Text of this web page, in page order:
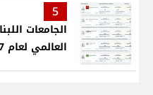
5
العالمي لعام 2027... حضور عالمي وعربي